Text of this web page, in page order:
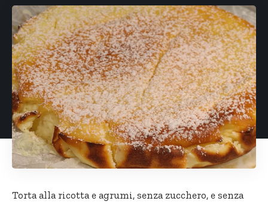
Torta alla ricotta e agrumi, senza zucchero, e senza